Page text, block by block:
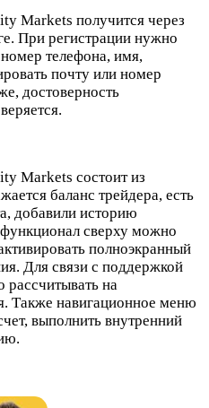
Markets получится через
При регистрации нужно
телефона, имя,
почту или номер
достоверность
Markets состоит из
баланс трейдера, есть
добавили историю
сверху можно
полноэкранный
Для связи с поддержкой
рассчитывать на
Также навигационное меню
выполнить внутренний